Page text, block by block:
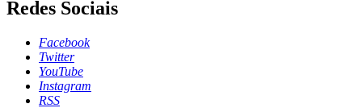
Redes Sociais
Facebook
Twitter
YouTube
Instagram
RSS